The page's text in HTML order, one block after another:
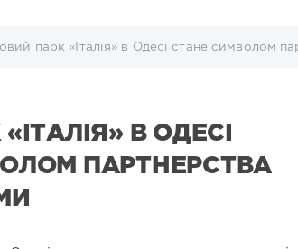
парк «Італія» в Одесі стане символом
В ОДЕСІ
ПАРТНЕРСТВА